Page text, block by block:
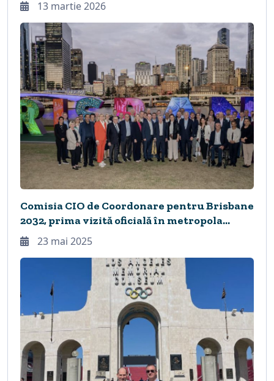
13 martie 2026
Comisia CIO de Coordonare pentru Brisbane
2032, prima vizită oficială în metropola
australiană
23 mai 2025